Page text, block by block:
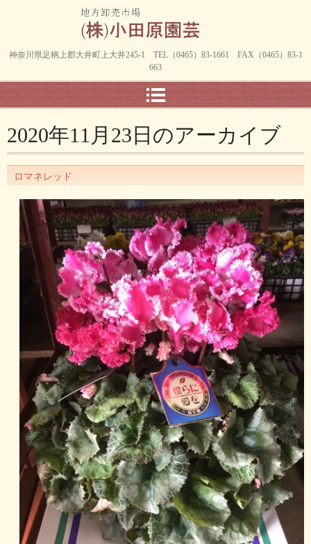
神奈川県足柄上郡大井町上大井245-1 TEL（0465）83-1661 FAX（0465）83-1
663
2020年11月23日 のアーカイブ
ロマネレッド